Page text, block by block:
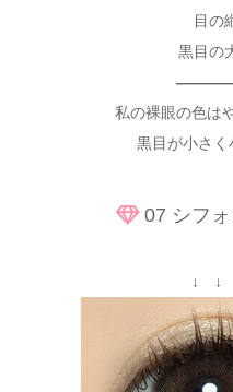
目の
黒目の
私の裸眼の色は
黒目が小さ
07 シフ
↓ ↓